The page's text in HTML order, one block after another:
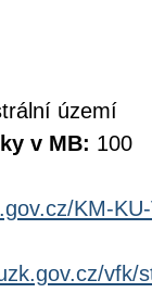
území
v MB: 100
KM-
vfk/